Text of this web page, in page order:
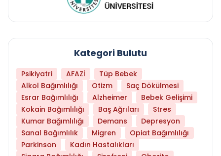
Kategori Bulutu
Psikiyatri AFAZİ
Tüp Bebek
Alkol Bağımlılığı
Otizm
Saç Dökülmesi
Esrar Bağımlılığı
Alzheimer
Bebek Gelişimi
Kokain Bağımlılığı
Baş Ağrıları
Stres
Kumar Bağımlılığı
Demans
Depresyon
Sanal Bağımlılık
Migren
Opiat Bağımlılığı
Parkinson
Kadın Hastalıkları